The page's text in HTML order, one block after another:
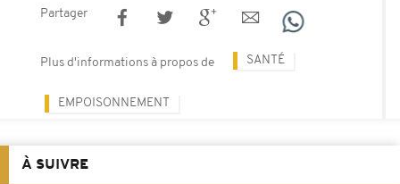
Partager
Plus d'informations à propos de SANTÉ
EMPOISONNEMENT
À SUIVRE